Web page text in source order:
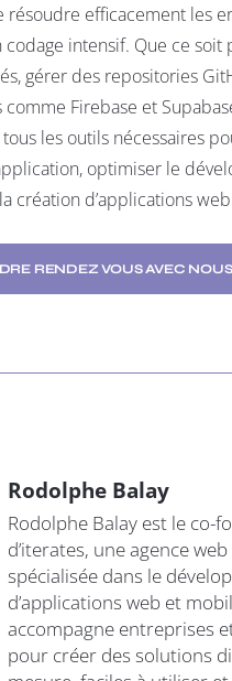
résoudre efficacement les
codage intensif. Que ce soit
gérer des repositories
comme Firebase et
les outils nécessaires
optimiser le
création d’applications
RENDEZ VOUS AVEC NOUS
Rodolphe Balay
Rodolphe Balay est le co-
d’iterates, une agence web
spécialisée dans le
d’applications web et
accompagne entreprises
pour créer des solutions